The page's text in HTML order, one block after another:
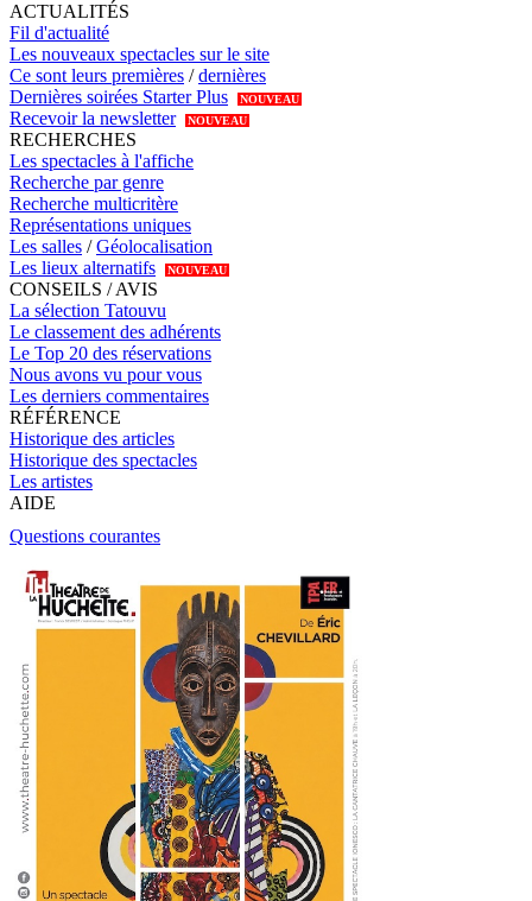
ACTUALITÉS
Fil d'actualité
Les nouveaux spectacles sur le site
Ce sont leurs premières /dernières
Dernières soirées Starter Plus
NOUVEAU
Recevoir la newsletter NOUVEAU
RECHERCHES
Les spectacles à l'affiche
Recherche par genre
Recherche multicritère
Représentations uniques
Les salles /Géolocalisation
Les lieux alternatifs
NOUVEAU
CONSEILS / AVIS
La sélection Tatouvu
Le classement des adhérents
Le Top 20 des réservations
Nous avons vu pour vous
Les derniers commentaires
RÉFÉRENCE
Historique des articles
Historique des spectacles
Les artistes
AIDE
Questions courantes